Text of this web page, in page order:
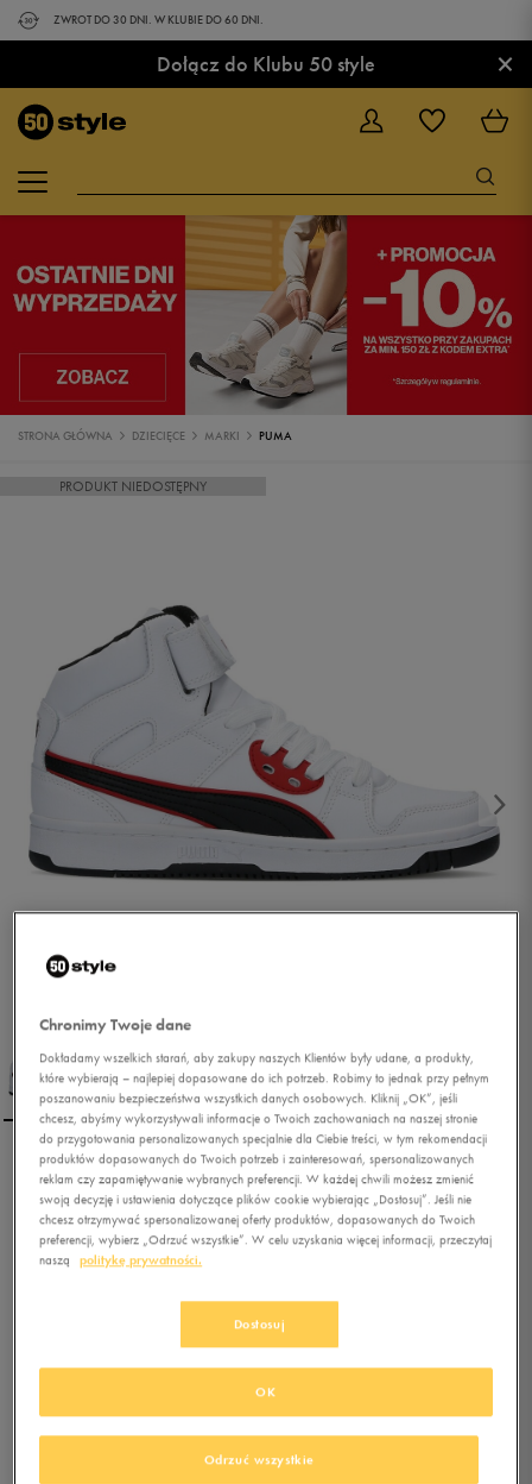
ZWROT DO 30 DNI. W KLUBIE DO 60 DNI.
Dołącz do Klubu 50 style ×
STRONA GŁÓWNA DZIECIĘCE MARKI PUMA
PRODUKT NIEDOSTĘPNY
PUMA REBOUND STREET L
0.0 0
KLUBIE 50 STYLE
Produkt niedostępny
Jeśli artykuł będzie ponownie dostępny, otrzymasz od nas powiadomienie.
Chronimy Twoje dane
Dokładamy wszelkich starań, aby zakupy naszych Klientów były udane, a produkty,
które wybierają – najlepiej dopasowane do ich potrzeb. Robimy to jednak przy pełnym
poszanowaniu bezpieczeństwa wszystkich danych osobowych. Kliknij „OK”, jeśli
chcesz, abyśmy wykorzystywali informacje o Twoich zachowaniach na naszej stronie
do przygotowania personalizowanych specjalnie dla Ciebie treści, w tym rekomendacji
produktów dopasowanych do Twoich potrzeb i zainteresowań, spersonalizowanych
reklam czy zapamiętywanie wybranych preferencji. W każdej chwili możesz zmienić
swoją decyzję i ustawienia dotyczące plików cookie wybierając „Dostosuj”. Jeśli nie
chcesz otrzymywać spersonalizowanej oferty produktów, dopasowanych do Twoich
preferencji, wybierz „Odrzuć wszystkie”. W celu uzyskania więcej informacji, przeczytaj
naszą
politykę prywatności.
Dostosuj
Odrzuć wszystkie
OK